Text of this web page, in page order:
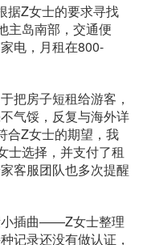
据Z女士的要求寻找
主岛南部，交通便
电，月租在800-
把房子短租给游客，
气馁，反复与海外详
合Z女士的期望，我
士选择，并支付了租
客服团队也多次提醒
小插曲——Z女士整理
记录还没有做认证，